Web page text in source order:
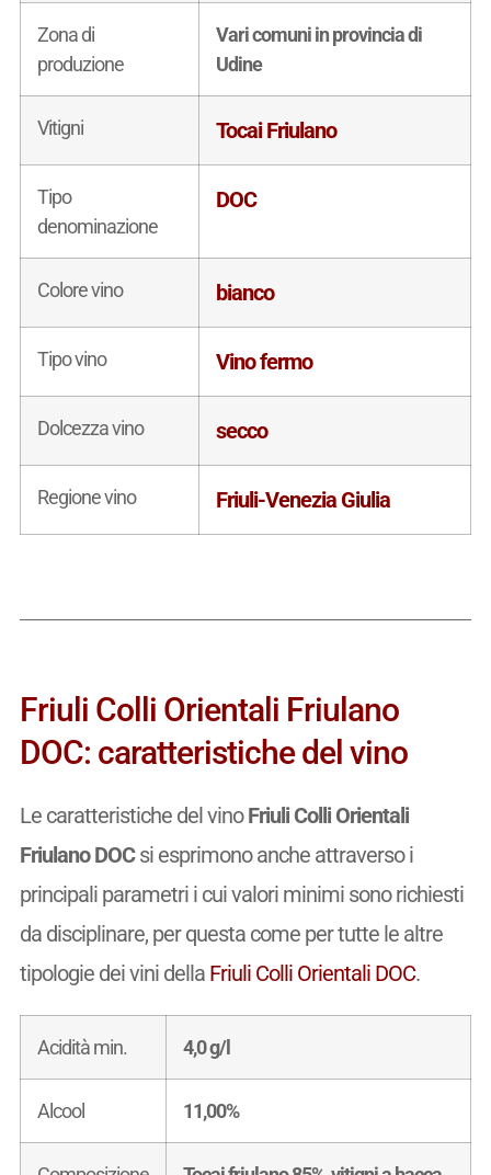
Zona di
produzione
Vari comuni in provincia di
Udine
Vitigni Tocai Friulano
Tipo
denominazione
DOC
Colore vino bianco
Tipo vino Vino fermo
Dolcezza vino secco
Regione vino Friuli-Venezia Giulia
Friuli Colli Orientali Friulano
DOC: caratteristiche del vino
Le caratteristiche del vinoFriuli Colli Orientali
Friulano DOCsi esprimono anche attraverso i
principali parametri i cui valori minimi sono richiesti
da disciplinare, per questa come per tutte le altre
tipologie dei vini della Friuli Colli Orientali DOC.
Acidità min. 4,0 g/l
Alcool 11,00%